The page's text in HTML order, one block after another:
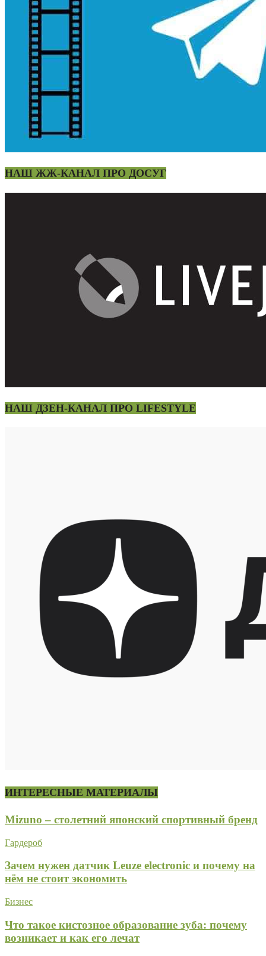
НАШ ЖЖ-КАНАЛ ПРО ДОСУГ
НАШ ДЗЕН-КАНАЛ ПРО LIFESTYLE
ИНТЕРЕСНЫЕ МАТЕРИАЛЫ
Mizuno – столетний японский спортивный бренд
Гардероб
Зачем нужен датчик Leuze electronic и почему на
нём не стоит экономить
Бизнес
Что такое кистозное образование зуба: почему
возникает и как его лечат